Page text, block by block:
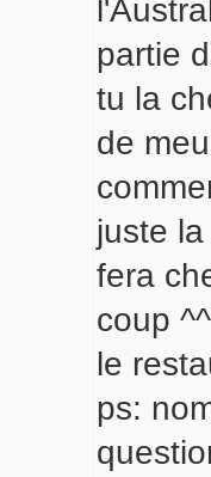
partie
tu la
de
juste
fera
coup
le
ps: